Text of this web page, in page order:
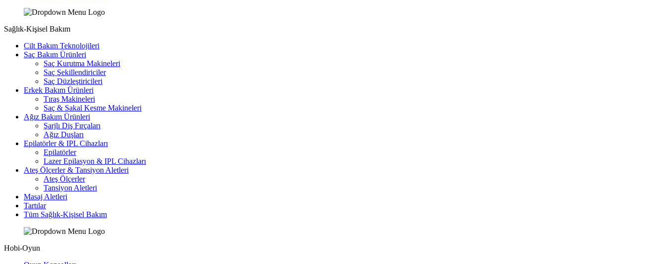
Sağlık-Kişisel Bakım
Cilt Bakım Teknolojileri
Saç Bakım Ürünleri
Saç Kurutma Makineleri
Saç Şekillendiriciler
Saç Düzleştiricileri
Erkek Bakım Ürünleri
Tıraş Makineleri
Saç & Sakal Kesme Makineleri
Ağız Bakım Ürünleri
Şarjlı Diş Fırçaları
Ağız Duşları
Epilatörler & IPL Cihazları
Epilatörler
Lazer Epilasyon & IPL Cihazları
Ateş Ölçerler & Tansiyon Aletleri
Ateş Ölçerler
Tansiyon Aletleri
Masaj Aletleri
Tartılar
Tüm Sağlık-Kişisel Bakım
Hobi-Oyun